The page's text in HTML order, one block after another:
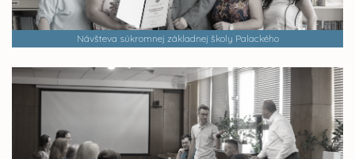
Návšteva súkromnej základnej školy Palackého